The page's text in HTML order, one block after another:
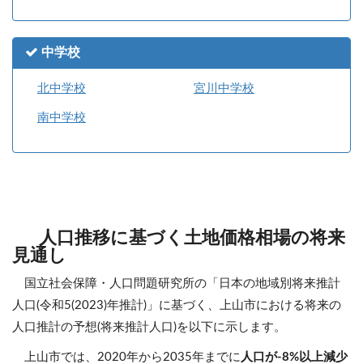
中学校
北中学校 宮川中学校
南中学校
人口推移に基づく土地価格相場の将来
見通し
国立社会保障・人口問題研究所の「日本の地域別将来推計
人口(令和5(2023)年推計)」に基づく、上山市における将来の
人口推計の予想(将来推計人口)を以下に示します。
上山市では、2020年から2035年までに 人口が-8%以上減少